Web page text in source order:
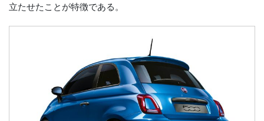
立たせたことが特徴である。